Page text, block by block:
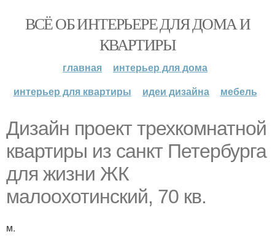
ВСЁ ОБ ИНТЕРЬЕРЕ ДЛЯ ДОМА И
КВАРТИРЫ
главная
интерьер для дома
интерьер для квартиры
идеи дизайна мебель
Дизайн проект трехкомнатной
квартиры из санкт Петербурга
для жизни ЖК
малоохотинский, 70 кв.
м.